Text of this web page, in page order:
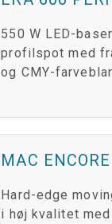
550 W LED-
profilspot med
og CMY-
MAC
Hard-edge
i høj kvalitet